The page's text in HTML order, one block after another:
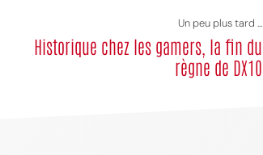
Un peu plus tard ...
Historique chez les gamers, la fin du
règne de DX10